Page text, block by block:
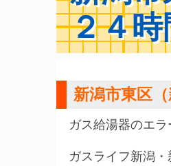
２４
新潟市東区
ガス給湯器のエ
ガスライフ新潟